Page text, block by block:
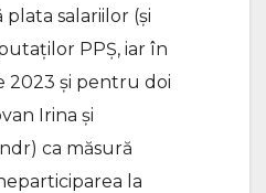
salariilor (și
PPȘ, iar în
2023 și pentru doi
Irina și
ca măsură
la